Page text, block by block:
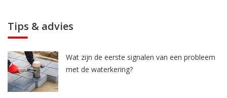
Tips & advies
Wat zijn de eerste signalen van een probleem
met de waterkering?